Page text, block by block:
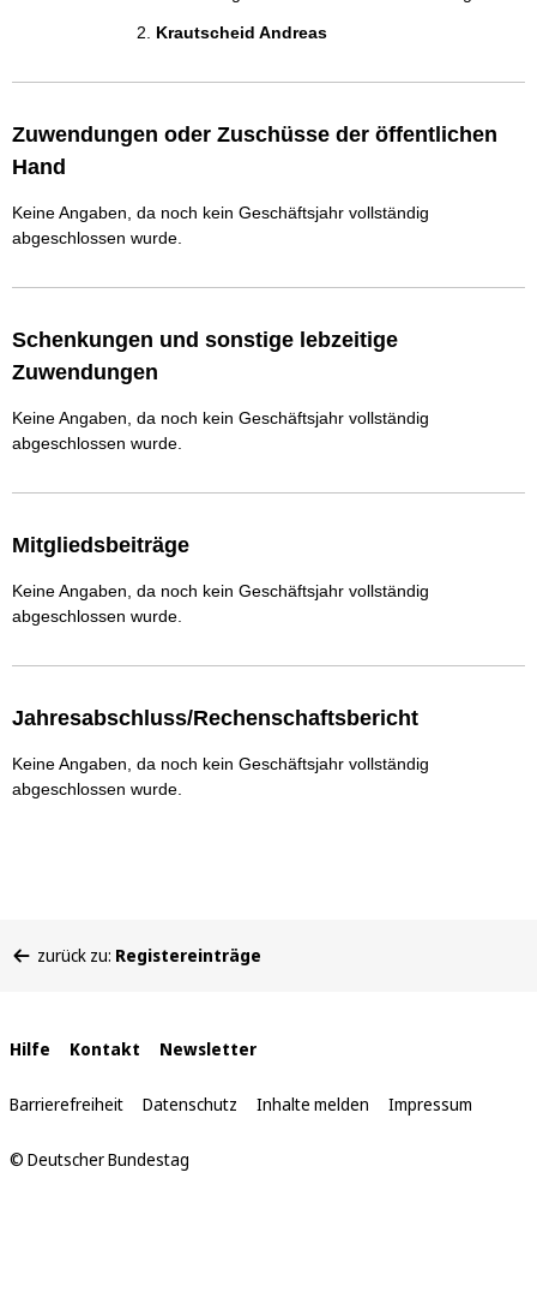
Krautscheid Andreas
Zuwendungen oder Zuschüsse der öffentlichen
Hand
Keine Angaben, da noch kein Geschäftsjahr vollständig
abgeschlossen wurde.
Schenkungen und sonstige lebzeitige
Zuwendungen
Keine Angaben, da noch kein Geschäftsjahr vollständig
abgeschlossen wurde.
Mitgliedsbeiträge
Keine Angaben, da noch kein Geschäftsjahr vollständig
abgeschlossen wurde.
Jahresabschluss/Rechenschaftsbericht
Keine Angaben, da noch kein Geschäftsjahr vollständig
abgeschlossen wurde.
befinden
zurück zu: Registereinträge
Interne
Links
Hilfe Kontakt Newsletter
Barrierefreiheit Datenschutz Inhalte melden Impressum
© Deutscher Bundestag